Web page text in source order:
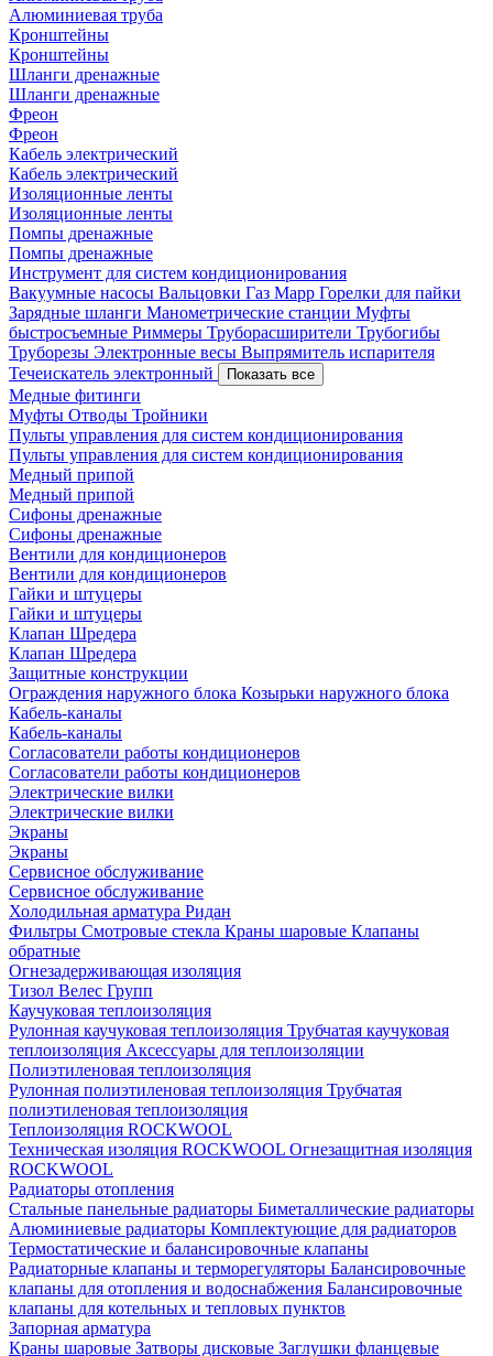
Алюминиевая труба
Кронштейны
Кронштейны
Шланги дренажные
Шланги дренажные
Фреон
Фреон
Кабель электрический
Кабель электрический
Изоляционные ленты
Изоляционные ленты
Помпы дренажные
Помпы дренажные
Инструмент для систем кондиционирования
Вакуумные насосы Вальцовки Газ Mapp Горелки для пайки
Зарядные шланги Манометрические станции Муфты
быстросъемные Риммеры Труборасширители Трубогибы
Труборезы Электронные весы Выпрямитель испарителя
Течеискатель электронный
Показать все
Медные фитинги
Муфты Отводы Тройники
Пульты управления для систем кондиционирования
Пульты управления для систем кондиционирования
Медный припой
Медный припой
Сифоны дренажные
Сифоны дренажные
Вентили для кондиционеров
Вентили для кондиционеров
Гайки и штуцеры
Гайки и штуцеры
Клапан Шредера
Клапан Шредера
Защитные конструкции
Ограждения наружного блока Козырьки наружного блока
Кабель-каналы
Кабель-каналы
Согласователи работы кондиционеров
Согласователи работы кондиционеров
Электрические вилки
Электрические вилки
Экраны
Экраны
Сервисное обслуживание
Сервисное обслуживание
Холодильная арматура Ридан
Фильтры Смотровые стекла Краны шаровые Клапаны
обратные
Огнезадерживающая изоляция
Тизол Велес Групп
Каучуковая теплоизоляция
Рулонная каучуковая теплоизоляция Трубчатая каучуковая
теплоизоляция Аксессуары для теплоизоляции
Полиэтиленовая теплоизоляция
Рулонная полиэтиленовая теплоизоляция Трубчатая
полиэтиленовая теплоизоляция
Теплоизоляция ROCKWOOL
Техническая изоляция ROCKWOOL Огнезащитная изоляция
ROCKWOOL
Радиаторы отопления
Стальные панельные радиаторы Биметаллические радиаторы
Алюминиевые радиаторы Комплектующие для радиаторов
Термостатические и балансировочные клапаны
Радиаторные клапаны и терморегуляторы Балансировочные
клапаны для отопления и водоснабжения Балансировочные
клапаны для котельных и тепловых пунктов
Запорная арматура
Краны шаровые Затворы дисковые Заглушки фланцевые